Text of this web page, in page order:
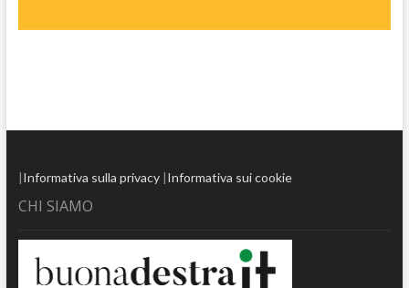
|Informativa sulla privacy|Informativa sui cookie
CHI SIAMO